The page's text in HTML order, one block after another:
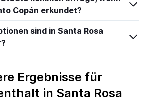
Copán erkundet?
sind in Santa Rosa
Ergebnisse für
in Santa Rosa